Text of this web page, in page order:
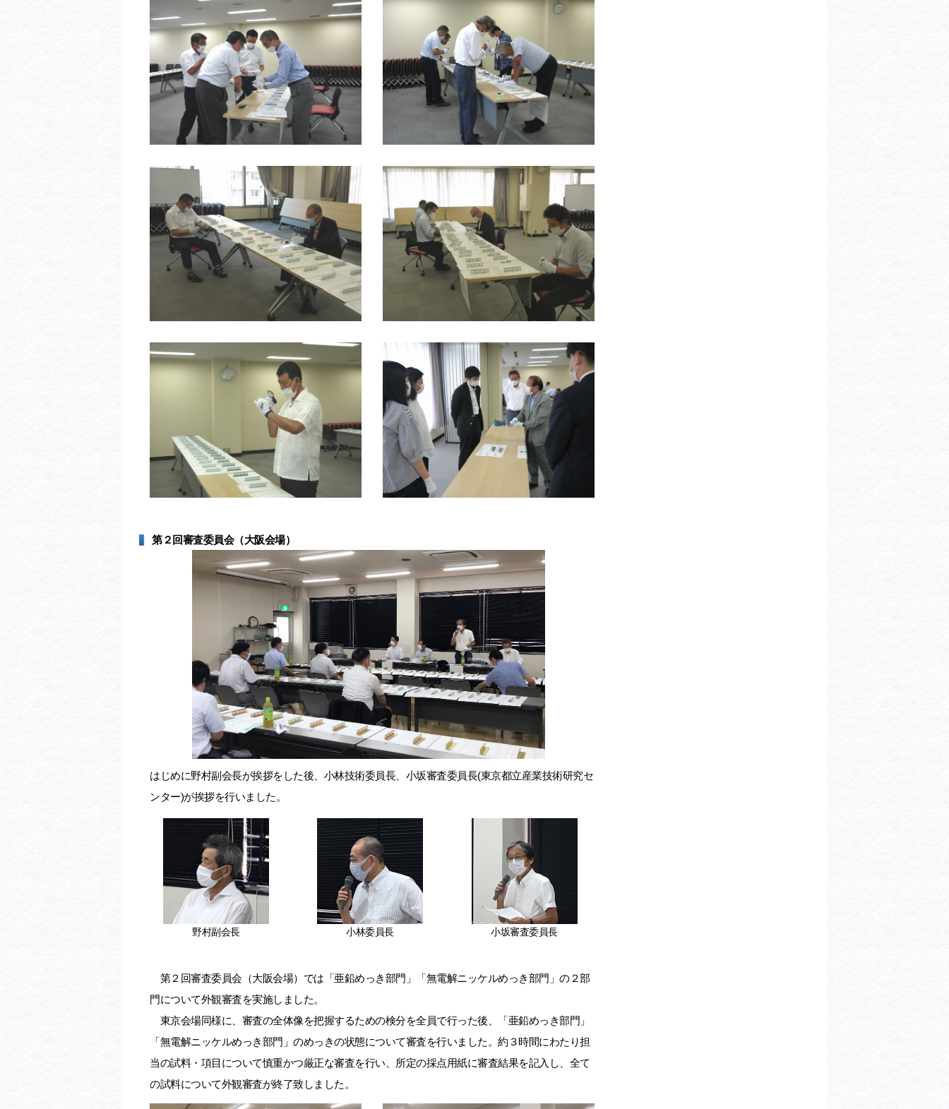
第２回審査委員会（大阪会場）
はじめに野村副会長が挨拶をした後、小林技術委員長、小坂審査委員長(東京都立産業技術研究セ
ンター)が挨拶を行いました。
野村副会長 小林委員長 小坂審査委員長
第２回審査委員会（大阪会場）では「亜鉛めっき部門」「無電解ニッケルめっき部門」の２部
門について外観審査を実施しました。
東京会場同様に、審査の全体像を把握するための検分を全員で行った後、「亜鉛めっき部門」
「無電解ニッケルめっき部門」のめっきの状態について審査を行いました。約３時間にわたり担
当の試料・項目について慎重かつ厳正な審査を行い、所定の採点用紙に審査結果を記入し、全て
の試料について外観審査が終了致しました。